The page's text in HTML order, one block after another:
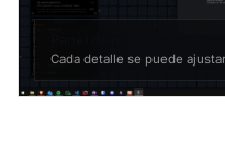
Cada detalle se puede ajustar